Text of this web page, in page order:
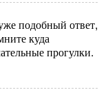
подобный ответ,
куда
прогулки.